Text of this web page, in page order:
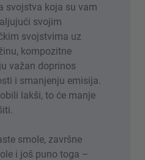
svojstva koja su vam
svojim
svojstvima uz
kompozitne
važan doprinos
i smanjenju emisija.
lakši, to će manje
smole, završne
i još puno toga –